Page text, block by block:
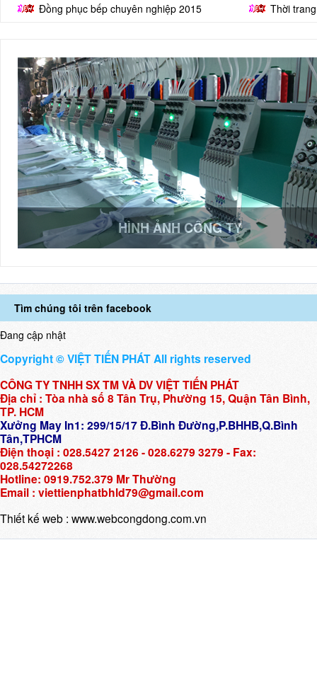
Đồng phục bếp chuyên nghiệp 2015
Thời
HÌNH ẢNH CÔNG TY
Tìm chúng tôi trên facebook
Đang cập nhật
Copyright © VIỆT TIẾN PHÁT All rights reserved
CÔNG TY TNHH SX TM VÀ DV VIỆT TIẾN PHÁT
Địa chỉ : Tòa nhà số 8 Tân Trụ, Phường 15, Quận Tân Bình,
TP. HCM
Xưởng May In1: 299/15/17 Đ.Bình Đường,P.BHHB,Q.Bình
Tân,TPHCM
Điện thoại : 028.5427 2126 - 028.6279 3279 - Fax:
028.54272268
Hotline: 0919.752.379 Mr Thường
Email : viettienphatbhld79@gmail.com
Thiết kế web : www.webcongdong.com.vn